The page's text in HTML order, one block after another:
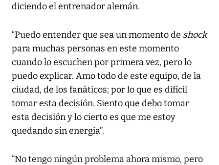
diciendo el entrenador alemán.
“Puedo entender que sea un momento de shock
para muchas personas en este momento
cuando lo escuchen por primera vez, pero lo
puedo explicar. Amo todo de este equipo, de la
ciudad, de los fanáticos; por lo que es difícil
tomar esta decisión. Siento que debo tomar
esta decisión y lo cierto es que me estoy
quedando sin energía”.
“No tengo ningún problema ahora mismo, pero